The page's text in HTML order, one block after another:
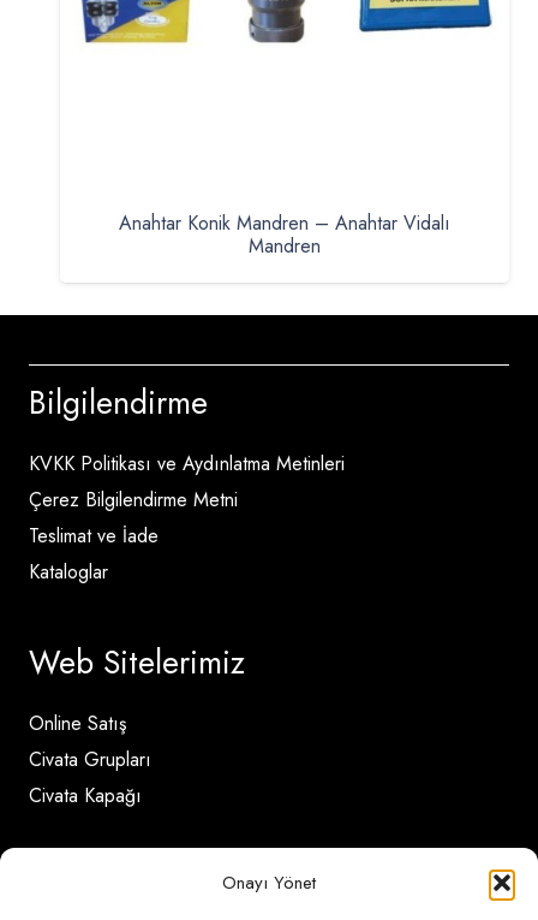
Onayı Yönet
Anahtar Konik Mandren – Anahtar Vidalı
Mandren
Bilgilendirme
KVKK Politikası ve Aydınlatma Metinleri
Çerez Bilgilendirme Metni
Teslimat ve İade
Kataloglar
Web Sitelerimiz
Online Satış
Civata Grupları
Civata Kapağı
İletişim Detayları